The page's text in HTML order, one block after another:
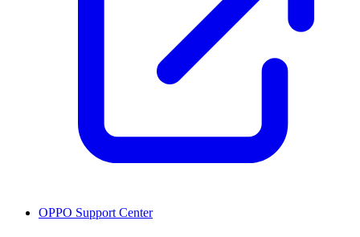
OPPO Support Center